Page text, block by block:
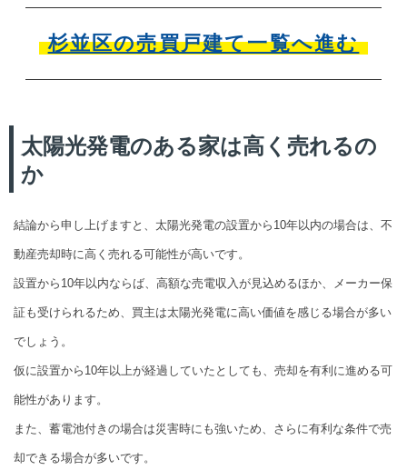
杉並区の売買戸建て一覧へ進む
太陽光発電のある家は高く売れるの
か
結論から申し上げますと、太陽光発電の設置から10年以内の場合は、不
動産売却時に高く売れる可能性が高いです。
設置から10年以内ならば、高額な売電収入が見込めるほか、メーカー保
証も受けられるため、買主は太陽光発電に高い価値を感じる場合が多い
でしょう。
仮に設置から10年以上が経過していたとしても、売却を有利に進める可
能性があります。
また、蓄電池付きの場合は災害時にも強いため、さらに有利な条件で売
却できる場合が多いです。